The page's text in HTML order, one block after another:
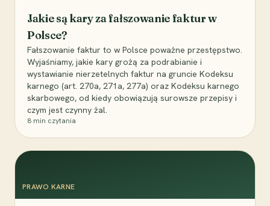
Jakie są kary za fałszowanie faktur w
Polsce?
Fałszowanie faktur to w Polsce poważne przestępstwo.
Wyjaśniamy, jakie kary grożą za podrabianie i
wystawianie nierzetelnych faktur na gruncie Kodeksu
karnego (art. 270a, 271a, 277a) oraz Kodeksu karnego
skarbowego, od kiedy obowiązują surowsze przepisy i
czym jest czynny żal.
8 min czytania
PRAWO KARNE